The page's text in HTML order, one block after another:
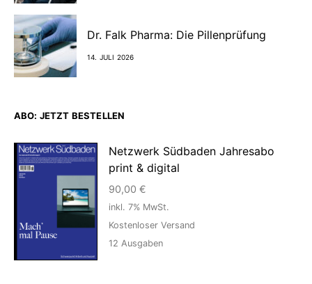
Dr. Falk Pharma: Die Pillenprüfung
14. JULI 2026
ABO: JETZT BESTELLEN
Netzwerk Südbaden Jahresabo
print & digital
90,00 €
inkl. 7% MwSt.
Kostenloser Versand
12 Ausgaben